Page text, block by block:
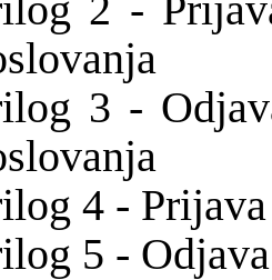
3 -
4 -
5 -